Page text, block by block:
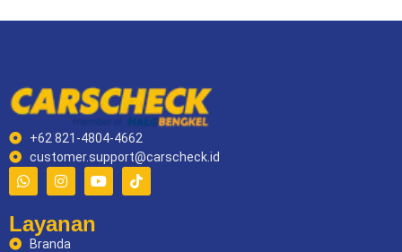
+62 821-4804-4662
customer.support@carscheck.id
Layanan
Branda